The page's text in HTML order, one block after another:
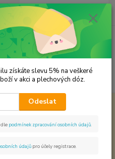
Menu
Hledat
ks
za 0,00 Kč
Arašídové maso - Tsire
Tsire
získáte slevu 5% na veškeré
v akci a plechových dóz.
Odeslat
podmínek zpracování osobních údajů
údajů pro účely registrace.